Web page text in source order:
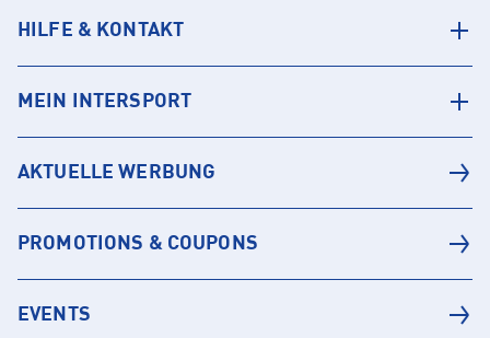
HILFE & KONTAKT
MEIN INTERSPORT
AKTUELLE WERBUNG
PROMOTIONS & COUPONS
EVENTS